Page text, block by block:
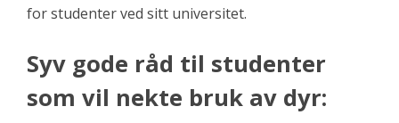
for studenter ved sitt universitet.
Syv gode råd til studenter
som vil nekte bruk av dyr: